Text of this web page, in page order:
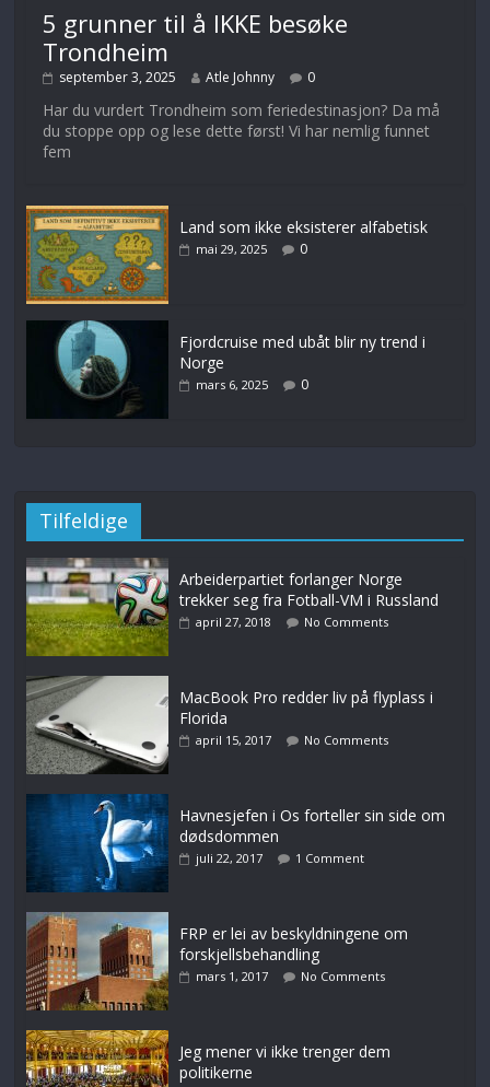
5 grunner til å IKKE besøke
Trondheim
september 3, 2025 Atle Johnny 0
Har du vurdert Trondheim som feriedestinasjon? Da må
du stoppe opp og lese dette først! Vi har nemlig funnet
fem
Land som ikke eksisterer alfabetisk
mai 29, 2025 0
Fjordcruise med ubåt blir ny trend i
Norge
mars 6, 2025 0
Tilfeldige
Arbeiderpartiet forlanger Norge
trekker seg fra Fotball-VM i Russland
april 27, 2018 No Comments
MacBook Pro redder liv på flyplass i
Florida
april 15, 2017 No Comments
Havnesjefen i Os forteller sin side om
dødsdommen
juli 22, 2017 1 Comment
FRP er lei av beskyldningene om
forskjellsbehandling
mars 1, 2017 No Comments
Jeg mener vi ikke trenger dem
politikerne